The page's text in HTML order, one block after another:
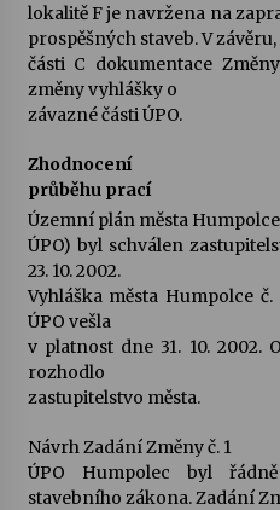
lokalitě F je navržena na
prospěšných staveb. V závěru,
části C dokumentace
změny vyhlášky o
závazné části ÚPO.
Zhodnocení
průběhu prací
Územní plán města
ÚPO) byl schválen
23. 10. 2002.
Vyhláška města Humpolce
ÚPO vešla
v platnost dne 31. 10. 2002.
rozhodlo
zastupitelstvo města.
Návrh Zadání Změny č. 1
ÚPO Humpolec byl
stavebního zákona. Zadání